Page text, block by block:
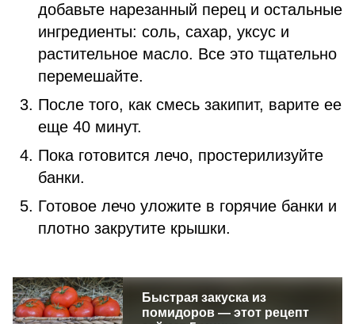
добавьте нарезанный перец и остальные
ингредиенты: соль, сахар, уксус и
растительное масло. Все это тщательно
перемешайте.
После того, как смесь закипит, варите ее
еще 40 минут.
Пока готовится лечо, простерилизуйте
банки.
Готовое лечо уложите в горячие банки и
плотно закрутите крышки.
Быстрая закуска из
помидоров — этот рецепт